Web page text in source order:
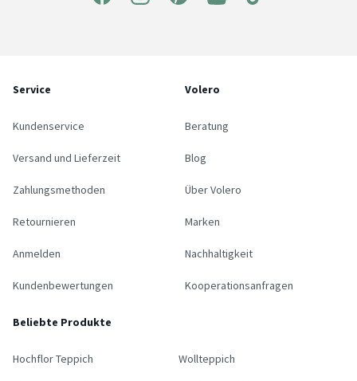
Service
Kundenservice
Versand und Lieferzeit
Zahlungsmethoden
Retournieren
Anmelden
Kundenbewertungen
Volero
Beratung
Blog
Über Volero
Marken
Nachhaltigkeit
Kooperationsanfragen
Beliebte Produkte
Hochflor Teppich Wollteppich